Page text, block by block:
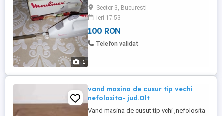
1
Sector 3, Bucuresti
ieri 17:53
100 RON
Telefon validat
vand masina de cusur tip vechi
nefolosita- jud.Olt
Vand masina de cusut tip vchi ,nefolosita